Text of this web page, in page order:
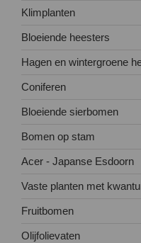
Klimplanten
Bloeiende heesters
Hagen en wintergroene
Coniferen
Bloeiende sierbomen
Bomen op stam
Acer - Japanse Esdoorn
Vaste planten met
Fruitbomen
Olijfolievaten